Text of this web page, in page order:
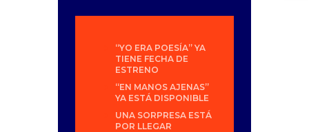
“YO ERA POESÍA” YA
TIENE FECHA DE
ESTRENO
“EN MANOS AJENAS”
YA ESTÁ DISPONIBLE
UNA SORPRESA ESTÁ
POR LLEGAR